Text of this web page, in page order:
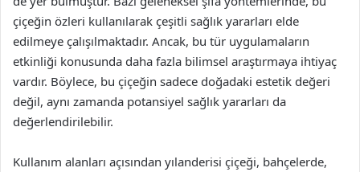
çiçeğin özleri kullanılarak çeşitli sağlık yararları elde
edilmeye çalışılmaktadır. Ancak, bu tür uygulamaların
etkinliği konusunda daha fazla bilimsel araştırmaya ihtiyaç
vardır. Böylece, bu çiçeğin sadece doğadaki estetik değeri
değil, aynı zamanda potansiyel sağlık yararları da
değerlendirilebilir.
Kullanım alanları açısından yılanderisi çiçeği, bahçelerde,